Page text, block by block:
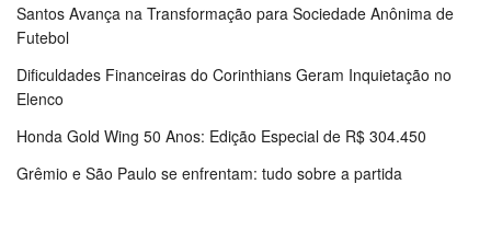
Santos Avança na Transformação para Sociedade Anônima de
Futebol
Dificuldades Financeiras do Corinthians Geram Inquietação no
Elenco
Honda Gold Wing 50 Anos: Edição Especial de R$ 304.450
Grêmio e São Paulo se enfrentam: tudo sobre a partida